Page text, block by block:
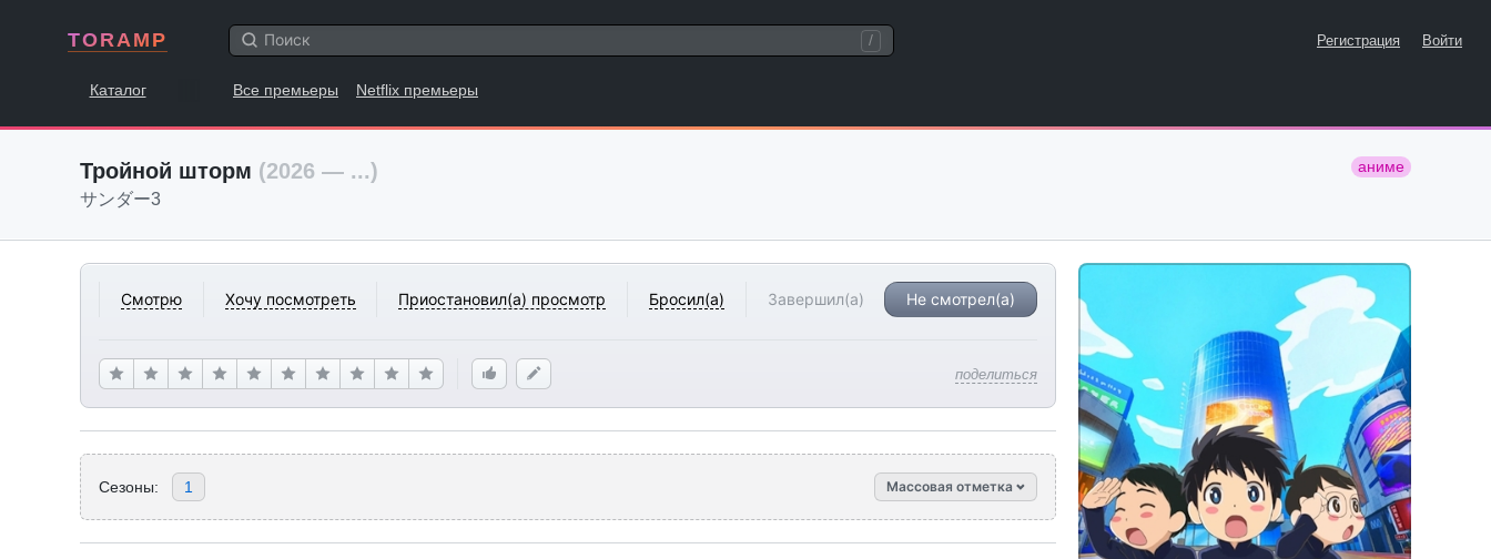
TORAMP / Регистрация Войти
Каталог Все премьеры Netflix премьеры
Тройной шторм (2026 — ...) аниме
サンダー3
Смотрю Хочу посмотреть Приостановил(а) просмотр Бросил(а) Завершил(а) Не смотрел(а)
поделиться
Сезоны: 1 Массовая отметка